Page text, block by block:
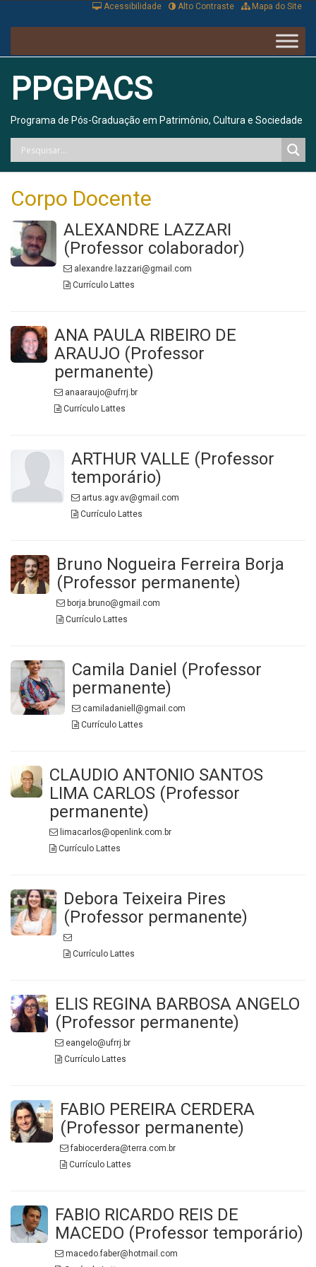
Mapa do Site
Alto Contraste
Acessibilidade
PPGPACS
Programa de Pós-Graduação em Patrimônio, Cultura e Sociedade
Corpo Docente
ALEXANDRE LAZZARI
(Professor colaborador)
alexandre.lazzari@gmail.com
Currículo Lattes
ANA PAULA RIBEIRO DE
ARAUJO (Professor
permanente)
anaaraujo@ufrrj.br
Currículo Lattes
ARTHUR VALLE (Professor
temporário)
artus.agv.av@gmail.com
Currículo Lattes
Bruno Nogueira Ferreira Borja
(Professor permanente)
borja.bruno@gmail.com
Currículo Lattes
Camila Daniel (Professor
permanente)
camiladaniell@gmail.com
Currículo Lattes
CLAUDIO ANTONIO SANTOS
LIMA CARLOS (Professor
permanente)
limacarlos@openlink.com.br
Currículo Lattes
Debora Teixeira Pires
(Professor permanente)
Currículo Lattes
ELIS REGINA BARBOSA ANGELO
(Professor permanente)
eangelo@ufrrj.br
Currículo Lattes
FABIO PEREIRA CERDERA
(Professor permanente)
fabiocerdera@terra.com.br
Currículo Lattes
FABIO RICARDO REIS DE
MACEDO (Professor temporário)
macedo.faber@hotmail.com